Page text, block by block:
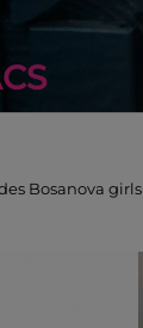
Bosanova girls